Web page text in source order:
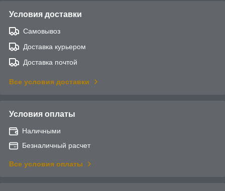
Условия доставки
Самовывоз
Доставка курьером
Доставка почтой
Все условия доставки
Условия оплаты
Наличными
Безналичный расчет
Все условия оплаты